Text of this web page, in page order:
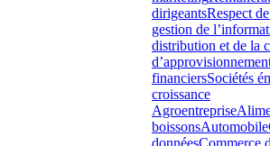
dirigeantsRespect
gestion de
distribution et de la
financiersSociétés
croissance
Agroentreprise
boissonsAutomobile